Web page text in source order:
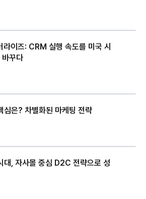
이즈: CRM 실행 속도를 미국 시
바꾸다
심은? 차별화된 마케팅 전략
대, 자사몰 중심 D2C 전략으로 성